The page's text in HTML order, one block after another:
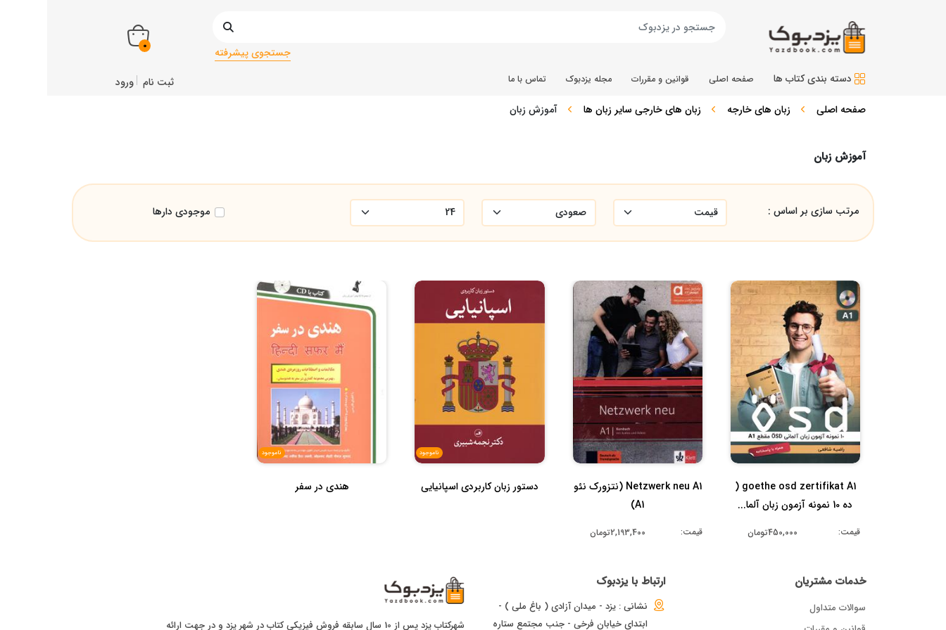
جستجوی پیشرفته 0
دسته بندی کتاب ها صفحه اصلی قوانین و مقررات مجله یزدبوک تماس با ما ثبت نام
ورود
صفحه اصلی
زبان های خارجه زبان های خارجی سایر زبان ها آموزش زبان
آموزش زبان
مرتب سازی بر اساس : موجودی دارها
goethe osd zertifikat A1 (
ده 10 نمونه آزمون زبان آلما...
قیمت: 450,000تومان
Netzwerk neu A1 (نتزورک نئو
A1)
قیمت: 2,193,400تومان
ناموجود
دستور زبان کاربردی اسپانیایی
ناموجود
هندی در سفر
خدمات مشتریان
سوالات متداول
ارتباط با یزدبوک
نشانی : یزد - میدان آزادی ( باغ ملی ) -
ابتدای خیابان فرخی - جنب مجتمع ستاره
شهرکتاب یزد پس از 10 سال سابقه فروش فیزیکی کتاب در شهر یزد و در جهت ارائه